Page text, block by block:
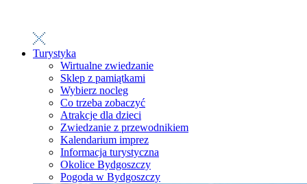
Turystyka
Wirtualne zwiedzanie
Sklep z pamiątkami
Wybierz nocleg
Co trzeba zobaczyć
Atrakcje dla dzieci
Zwiedzanie z przewodnikiem
Kalendarium imprez
Informacja turystyczna
Okolice Bydgoszczy
Pogoda w Bydgoszczy